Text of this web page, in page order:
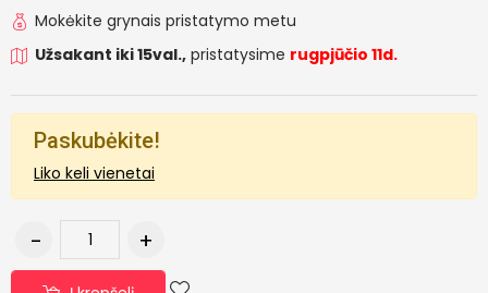
Mokėkite grynais pristatymo metu
Užsakant iki 15val., pristatysime rugpjūčio 11d.
Paskubėkite!
Liko keli vienetai